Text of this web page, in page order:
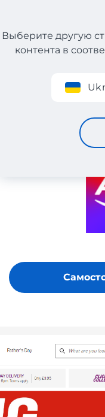
Регистрация
Выберите другую
контента в
ARGOS